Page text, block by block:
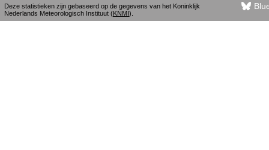
Deze statistieken zijn gebaseerd op de gegevens van het Koninklijk
Nederlands Meteorologisch Instituut (KNMI).